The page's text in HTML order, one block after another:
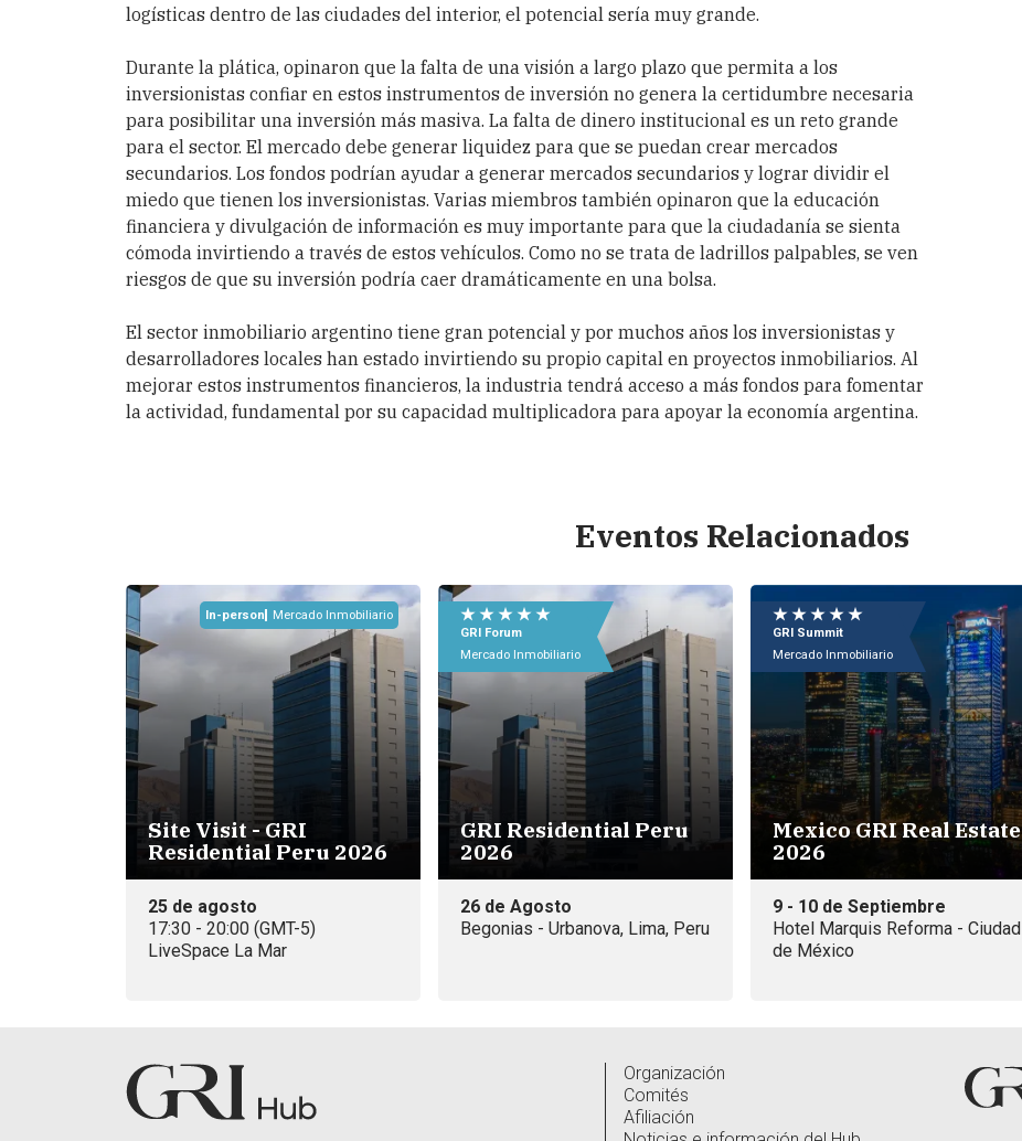
logísticas dentro de las ciudades del interior, el potencial sería muy grande.
Durante la plática, opinaron que la falta de una visión a largo plazo que permita a los
inversionistas confiar en estos instrumentos de inversión no genera la certidumbre necesaria
para posibilitar una inversión más masiva. La falta de dinero institucional es un reto grande
para el sector. El mercado debe generar liquidez para que se puedan crear mercados
secundarios. Los fondos podrían ayudar a generar mercados secundarios y lograr dividir el
miedo que tienen los inversionistas. Varias miembros también opinaron que la educación
financiera y divulgación de información es muy importante para que la ciudadanía se sienta
cómoda invirtiendo a través de estos vehículos. Como no se trata de ladrillos palpables, se ven
riesgos de que su inversión podría caer dramáticamente en una bolsa.
El sector inmobiliario argentino tiene gran potencial y por muchos años los inversionistas y
desarrolladores locales han estado invirtiendo su propio capital en proyectos inmobiliarios. Al
mejorar estos instrumentos financieros, la industria tendrá acceso a más fondos para fomentar
la actividad, fundamental por su capacidad multiplicadora para apoyar la economía argentina.
Eventos Relacionados
In-person Mercado Inmobiliario
Site Visit - GRI
Residential Peru 2026
25 de agosto
17:30 - 20:00 (GMT-5)
LiveSpace La Mar
★ ★ ★ ★ ★
GRI Forum
Mercado Inmobiliario
GRI Residential Peru
2026
26 de Agosto
Begonias - Urbanova, Lima, Peru
★ ★ ★ ★ ★
GRI Summit
Mercado Inmobiliario
Mexico GRI Real Estate
2026
9 - 10 de Septiembre
Hotel Marquis Reforma - Ciudad
de México
Organización
Comités
Afiliación